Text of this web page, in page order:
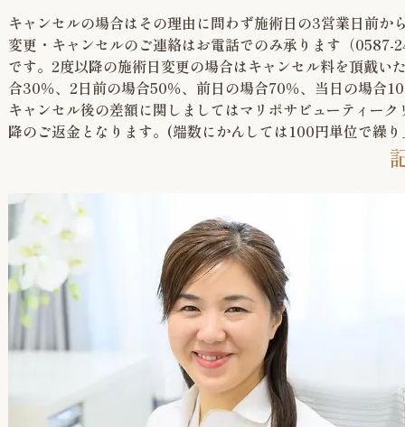
キャンセルの場合はその理由に問わず施術日の3営業日前
変更・キャンセルのご連絡はお電話でのみ承ります（
です。2度以降の施術日変更の場合はキャンセル料を頂戴
合30％、2日前の場合50％、前日の場合70％、当日の場合
キャンセル後の差額に関しましてはマリポサビューティー
降のご返金となります。(端数にかんしては100円単位で繰